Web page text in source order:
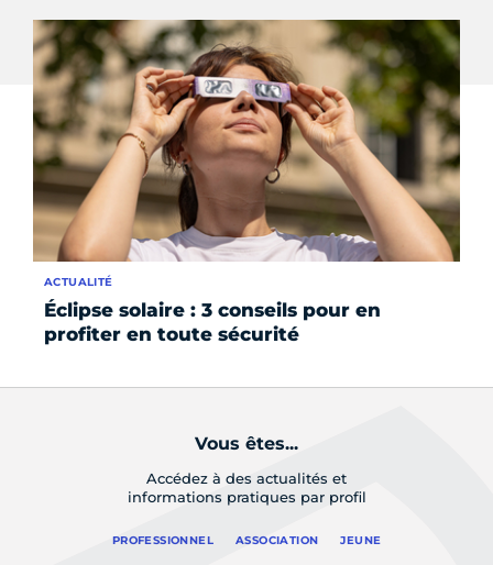
Éclipse solaire : 3 conseils pour en
profiter en toute sécurité
ACTUALITÉ
Vous êtes...
Accédez à des actualités et
informations pratiques par profil
PROFESSIONNEL ASSOCIATION JEUNE